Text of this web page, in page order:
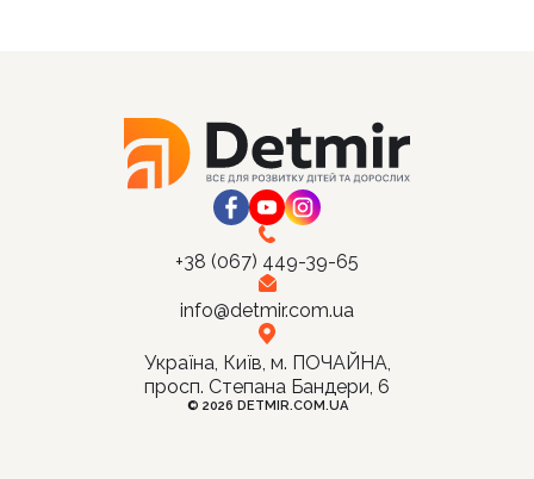
+38 (067) 449-39-65
info@detmir.com.ua
Україна, Київ, м. ПОЧАЙНА,
просп. Степана Бандери, 6
© 2026 DETMIR.COM.UA